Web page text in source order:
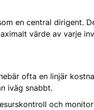
en central dirigent.
värde av varje
ofta en linjär
iväg snabbt.
och